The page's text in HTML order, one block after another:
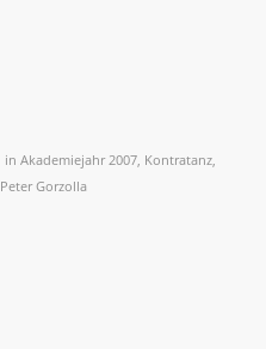
in Akademiejahr 2007, Kontratanz,
Peter Gorzolla